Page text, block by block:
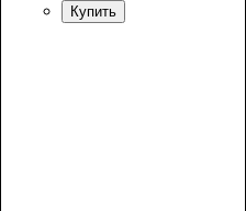
Купить